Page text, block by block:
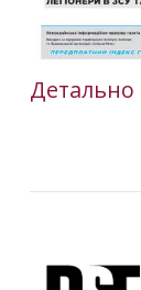
Детально